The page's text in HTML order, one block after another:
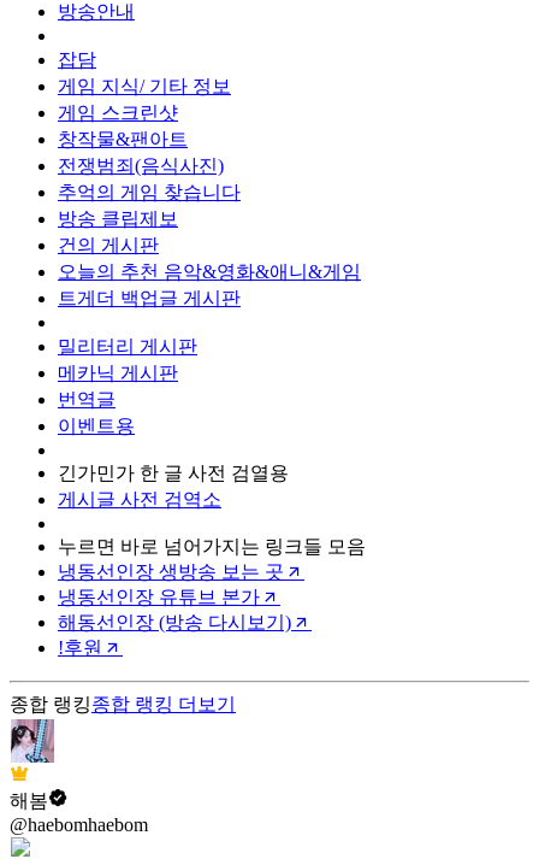
방송안내
잡담
게임 지식/ 기타 정보
게임 스크린샷
창작물&팬아트
전쟁범죄(음식사진)
추억의 게임 찾습니다
방송 클립제보
건의 게시판
오늘의 추천 음악&영화&애니&게임
트게더 백업글 게시판
밀리터리 게시판
메카닉 게시판
번역글
이벤트용
긴가민가 한 글 사전 검열용
게시글 사전 검역소
누르면 바로 넘어가지는 링크들 모음
냉동선인장 생방송 보는 곳
냉동선인장 유튜브 본가
해동선인장 (방송 다시보기)
!후원
종합 랭킹종합 랭킹 더보기
해봄
@haebomhaebom